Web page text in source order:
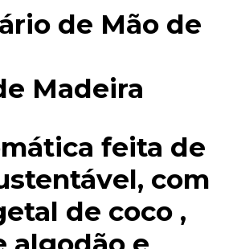
de Mão de
Madeira
feita de
com
de coco ,